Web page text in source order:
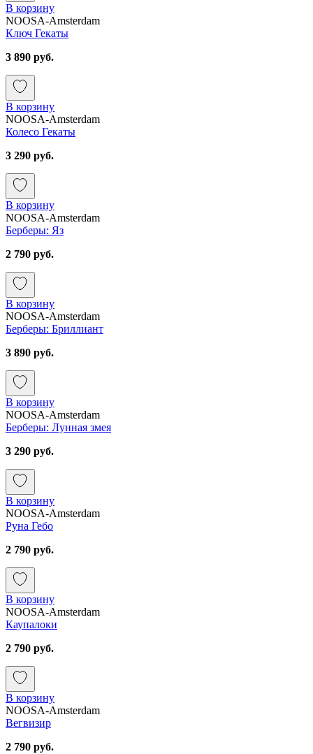
В корзину
NOOSA-Amsterdam
Ключ Гекаты
3 890 руб.
В корзину
NOOSA-Amsterdam
Колесо Гекаты
3 290 руб.
В корзину
NOOSA-Amsterdam
Берберы: Яз
2 790 руб.
В корзину
NOOSA-Amsterdam
Берберы: Бриллиант
3 890 руб.
В корзину
NOOSA-Amsterdam
Берберы: Лунная змея
3 290 руб.
В корзину
NOOSA-Amsterdam
Руна Гебо
2 790 руб.
В корзину
NOOSA-Amsterdam
Каупалоки
2 790 руб.
В корзину
NOOSA-Amsterdam
Вегвизир
2 790 руб.